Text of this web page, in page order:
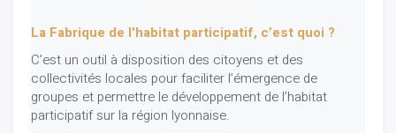
La Fabrique de l'habitat participatif, c’est quoi ?
C’est un outil à disposition des citoyens et des
collectivités locales pour faciliter l’émergence de
groupes et permettre le développement de l’habitat
participatif sur la région lyonnaise.